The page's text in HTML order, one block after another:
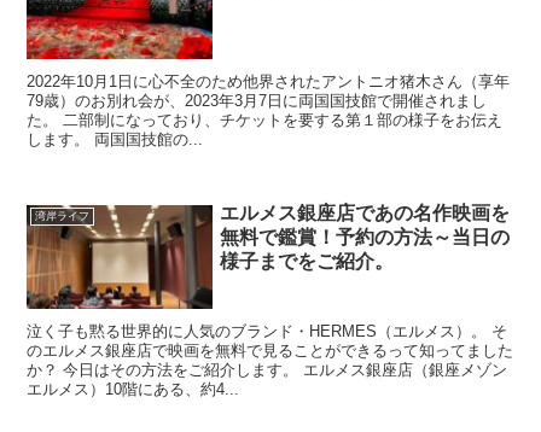
2022年10月1日に心不全のため他界されたアントニオ猪木さん（享年
79歳）のお別れ会が、2023年3月7日に両国国技館で開催されまし
た。 二部制になっており、チケットを要する第１部の様子をお伝え
します。 両国国技館の...
湾岸ライフ
エルメス銀座店であの名作映画を
無料で鑑賞！予約の方法～当日の
様子までをご紹介。
泣く子も黙る世界的に人気のブランド・HERMES（エルメス）。 そ
のエルメス銀座店で映画を無料で見ることができるって知ってました
か？ 今日はその方法をご紹介します。 エルメス銀座店（銀座メゾン
エルメス）10階にある、約4...